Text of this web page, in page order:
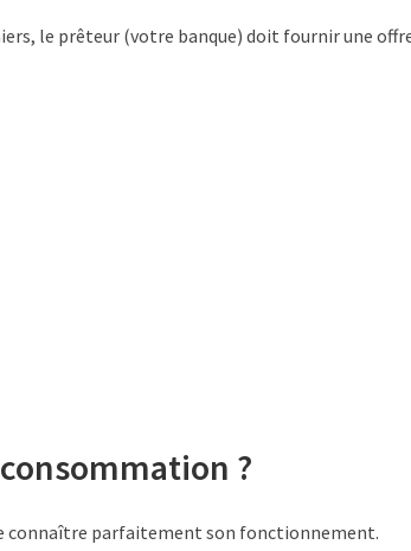
le prêteur (votre banque) doit fournir une
?
connaître parfaitement son fonctionnement.